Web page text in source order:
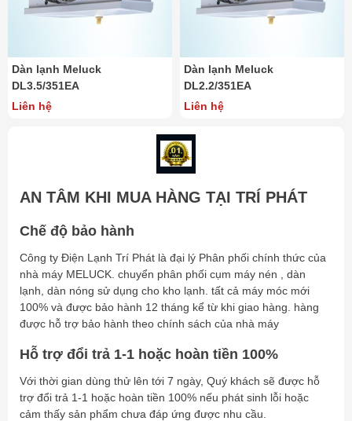
Dàn lạnh Meluck
DL3.5/351EA
Liên hệ
Dàn lạnh Meluck
DL2.2/351EA
Liên hệ
AN TÂM KHI MUA HÀNG TẠI TRÍ PHÁT
Chế độ bảo hành
Công ty Điện Lạnh Trí Phát là đại lý Phân phối chính thức của
nhà máy MELUCK. chuyển phân phối cụm máy nén , dàn
lạnh, dàn nóng sử dụng cho kho lạnh. tất cả máy móc mới
100% và được bảo hành 12 tháng kể từ khi giao hàng. hàng
được hỗ trợ bảo hành theo chính sách của nhà máy
Hỗ trợ đổi trả 1-1 hoặc hoàn tiền 100%
Với thời gian dùng thử lên tới 7 ngày, Quý khách sẽ được hỗ
trợ đổi trả 1-1 hoặc hoàn tiền 100% nếu phát sinh lỗi hoặc
cảm thấy sản phẩm chưa đáp ứng được nhu cầu.